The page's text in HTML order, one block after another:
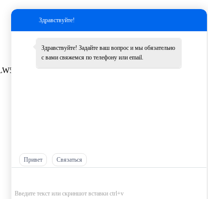
Другие
Здравствуйте!
Здравствуйте! Задайте ваш вопрос и мы обязательно
с вами свяжемся по телефону или email.
Привет Связаться